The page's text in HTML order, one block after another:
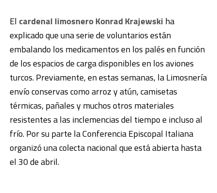
El cardenal limosnero Konrad Krajewski ha
explicado que una serie de voluntarios están
embalando los medicamentos en los palés en función
de los espacios de carga disponibles en los aviones
turcos. Previamente, en estas semanas, la Limosnería
envío conservas como arroz y atún, camisetas
térmicas, pañales y muchos otros materiales
resistentes a las inclemencias del tiempo e incluso al
frío. Por su parte la Conferencia Episcopal Italiana
organizó una colecta nacional que está abierta hasta
el 30 de abril.